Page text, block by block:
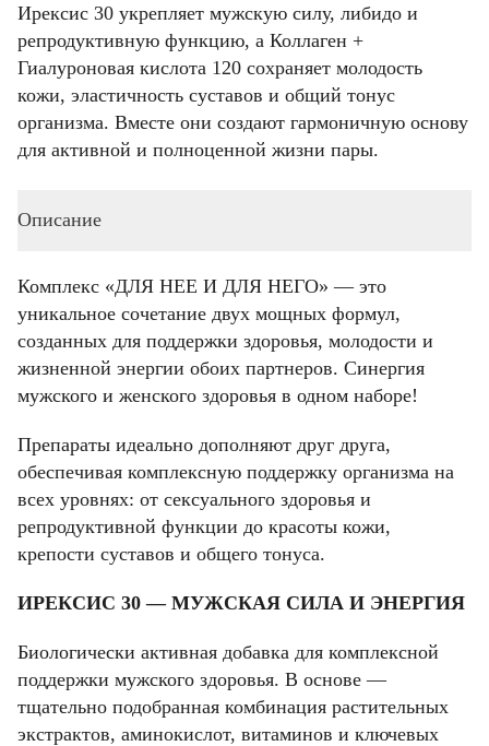
Ирексис 30 укрепляет мужскую силу, либидо и
репродуктивную функцию, а Коллаген +
Гиалуроновая кислота 120 сохраняет молодость
кожи, эластичность суставов и общий тонус
организма. Вместе они создают гармоничную основу
для активной и полноценной жизни пары.
Описание
Комплекс «ДЛЯ НЕЕ И ДЛЯ НЕГО» — это
уникальное сочетание двух мощных формул,
созданных для поддержки здоровья, молодости и
жизненной энергии обоих партнеров. Синергия
мужского и женского здоровья в одном наборе!
Препараты идеально дополняют друг друга,
обеспечивая комплексную поддержку организма на
всех уровнях: от сексуального здоровья и
репродуктивной функции до красоты кожи,
крепости суставов и общего тонуса.
ИРЕКСИС 30 — МУЖСКАЯ СИЛА И ЭНЕРГИЯ
Биологически активная добавка для комплексной
поддержки мужского здоровья. В основе —
тщательно подобранная комбинация растительных
экстрактов, аминокислот, витаминов и ключевых